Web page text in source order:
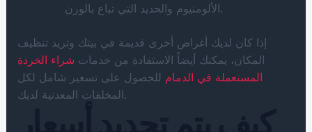
الألومنيوم والحديد التي تباع بالوزن.
إذا كان لديك أغراض أخرى قديمة في بيتك وتريد تنظيف
المكان، يمكنك أيضاً الاستفادة من خدمات شراء الخردة
المستعملة في الدمام للحصول على تسعير شامل لكل
المخلفات المعدنية لديك.